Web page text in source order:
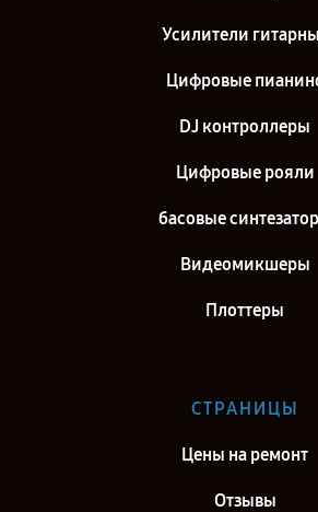
Усилители
Цифровые
DJ контроллеры
Цифровые рояли
басовые
Видеомикшеры
Плоттеры
СТРАНИЦЫ
Цены на ремонт
Отзывы